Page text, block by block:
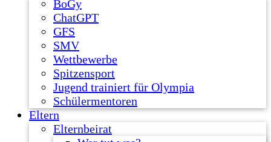
BoGy
ChatGPT
GFS
SMV
Wettbewerbe
Spitzensport
Jugend trainiert für Olympia
Schülermentoren
Eltern
Elternbeirat